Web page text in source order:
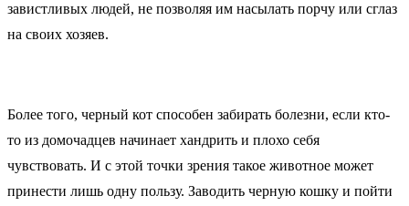
завистливых людей, не позволяя им насылать порчу или сглаз
на своих хозяев.
Более того, черный кот способен забирать болезни, если кто-
то из домочадцев начинает хандрить и плохо себя
чувствовать. И с этой точки зрения такое животное может
принести лишь одну пользу. Заводить черную кошку и пойти